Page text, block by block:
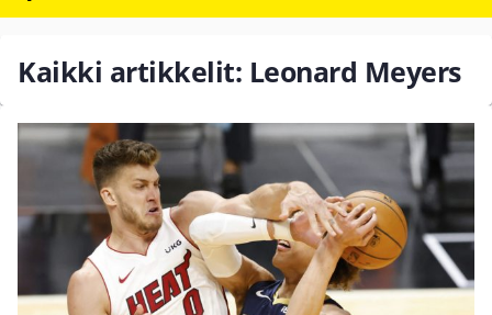
Kaikki artikkelit: Leonard Meyers